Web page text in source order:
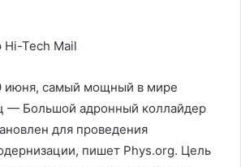
Hi-Tech Mail
июня, самый мощный в мире
— Большой адронный коллайдер
для проведения
пишет Phys.org. Цель